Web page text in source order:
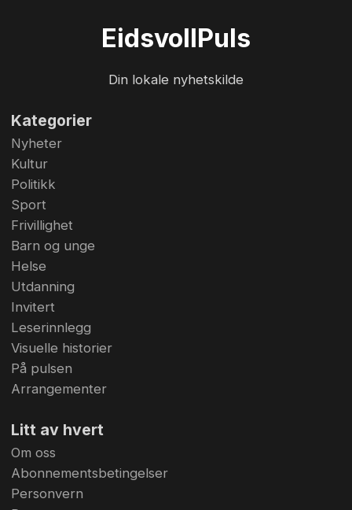
EidsvollPuls
Din lokale nyhetskilde
Kategorier
Nyheter
Kultur
Politikk
Sport
Frivillighet
Barn og unge
Helse
Utdanning
Invitert
Leserinnlegg
Visuelle historier
På pulsen
Arrangementer
Litt av hvert
Om oss
Abonnementsbetingelser
Personvern